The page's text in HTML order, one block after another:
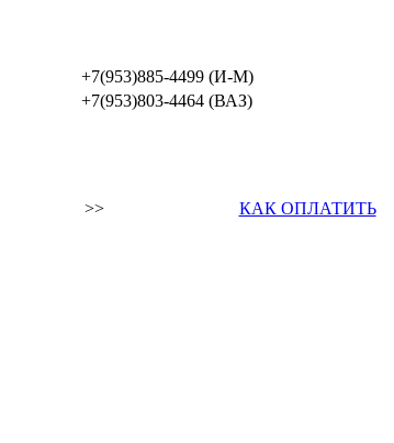
+7(953)885-4499 (И-М)
+7(953)803-4464 (ВАЗ)
>> КАК ОПЛАТИТЬ